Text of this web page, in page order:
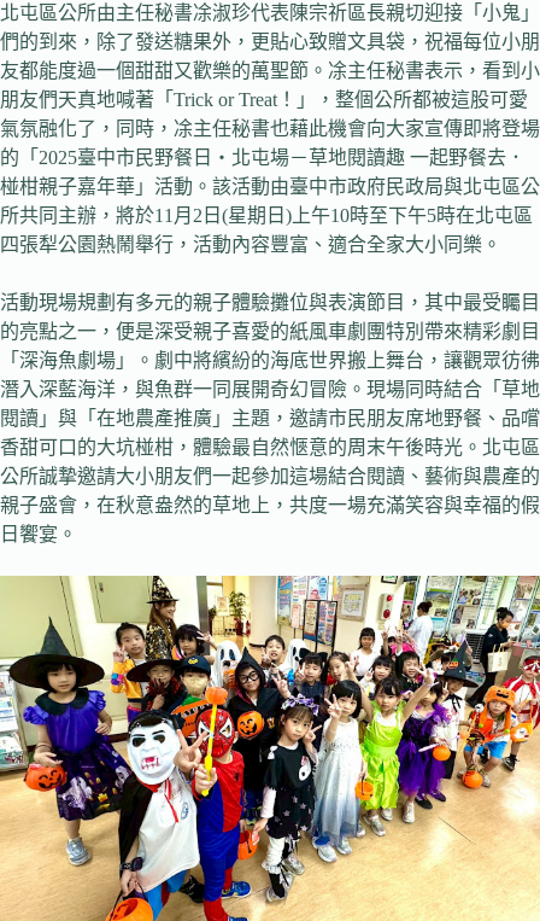
北屯區公所由主任秘書凃淑珍代表陳宗祈區長親切迎接「小鬼」
們的到來，除了發送糖果外，更貼心致贈文具袋，祝福每位小朋
友都能度過一個甜甜又歡樂的萬聖節。凃主任秘書表示，看到小
朋友們天真地喊著「Trick or Treat！」，整個公所都被這股可愛
氣氛融化了，同時，凃主任秘書也藉此機會向大家宣傳即將登場
的「2025臺中市民野餐日・北屯場－草地閱讀趣 一起野餐去．
椪柑親子嘉年華」活動。該活動由臺中市政府民政局與北屯區公
所共同主辦，將於11月2日(星期日)上午10時至下午5時在北屯區
四張犁公園熱鬧舉行，活動內容豐富、適合全家大小同樂。
活動現場規劃有多元的親子體驗攤位與表演節目，其中最受矚目
的亮點之一，便是深受親子喜愛的紙風車劇團特別帶來精彩劇目
「深海魚劇場」。劇中將繽紛的海底世界搬上舞台，讓觀眾彷彿
潛入深藍海洋，與魚群一同展開奇幻冒險。現場同時結合「草地
閱讀」與「在地農產推廣」主題，邀請市民朋友席地野餐、品嚐
香甜可口的大坑椪柑，體驗最自然愜意的周末午後時光。北屯區
公所誠摯邀請大小朋友們一起參加這場結合閱讀、藝術與農產的
親子盛會，在秋意盎然的草地上，共度一場充滿笑容與幸福的假
日饗宴。